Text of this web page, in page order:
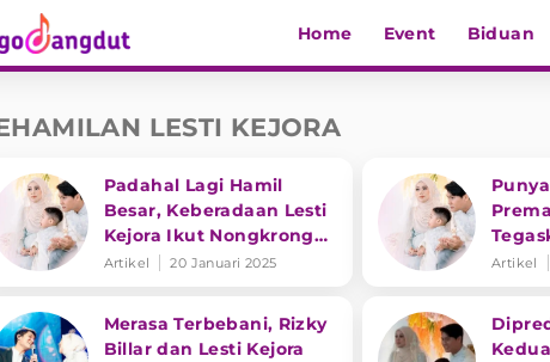
Home Event Biduan
LESTI KEJORA
Padahal Lagi Hamil
Besar, Keberadaan Lesti
Kejora Ikut Nongkrong
Bareng Suami Jadi
Artikel 20 Januari 2025 Artikel
Merasa Terbebani, Rizky
Billar dan Lesti Kejora